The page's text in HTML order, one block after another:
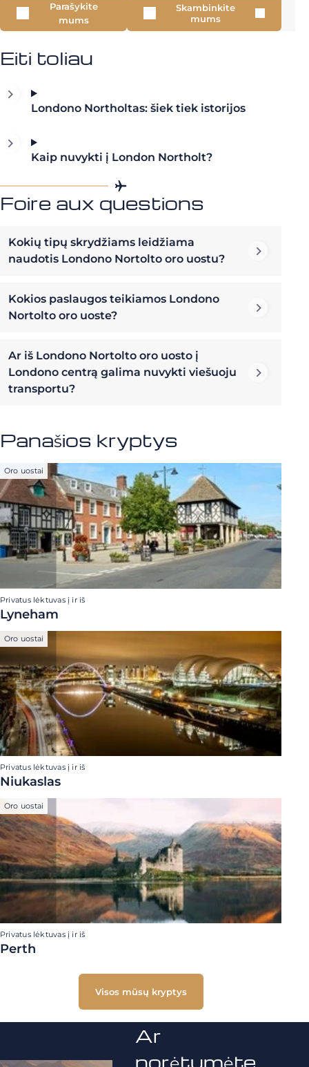
Parašykite
mums
Skambinkite
mums
Eiti toliau
Londono Northoltas: šiek tiek istorijos
Kaip nuvykti į London Northolt?
Foire aux questions
Kokių tipų skrydžiams leidžiama
naudotis Londono Nortolto oro uostu?
Kokios paslaugos teikiamos Londono
Nortolto oro uoste?
Ar iš Londono Nortolto oro uosto į
Londono centrą galima nuvykti viešuoju
transportu?
Panašios kryptys
Oro uostai
Privatus lėktuvas į ir iš
Lyneham
Oro uostai
Privatus lėktuvas į ir iš
Niukaslas
Oro uostai
Privatus lėktuvas į ir iš
Perth
Visos mūsų kryptys
Ar
norėtumėte